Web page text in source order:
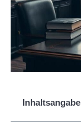
Inhaltsangabe